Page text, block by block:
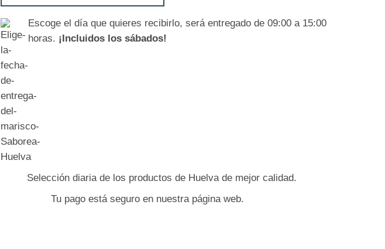
Escoge el día que quieres recibirlo, será entregado de 09:00 a 15:00
horas. ¡Incluidos los sábados!
Selección diaria de los productos de Huelva de mejor calidad.
Tu pago está seguro en nuestra página web.